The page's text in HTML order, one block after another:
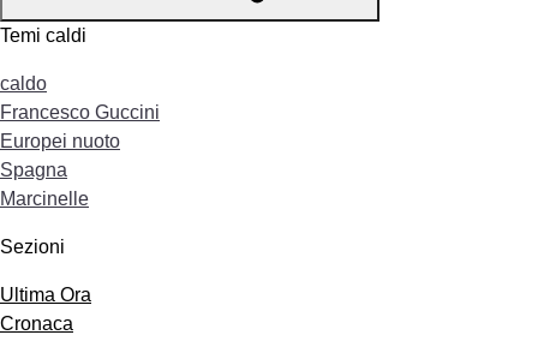
Temi caldi
caldo
Francesco Guccini
Europei nuoto
Spagna
Marcinelle
Sezioni
Ultima Ora
Cronaca